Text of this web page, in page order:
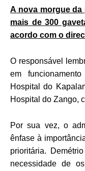
A nova morgue
mais de 300
acordo com o
O responsável
em
Hospital do
Hospital do Zango,
Por sua vez, o
ênfase à
prioritária.
necessidade de